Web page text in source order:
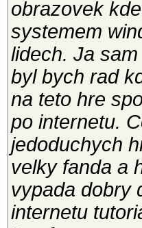
obrazovek
systemem
lidech. Ja
byl bych rad
na teto hre
po internetu.
jedoduchych
velky fanda a
vypada dobry
internetu